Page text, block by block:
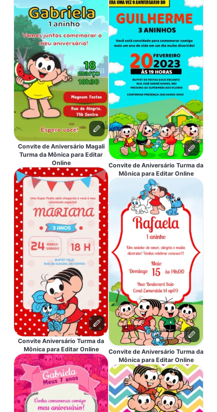
Convite de Aniversário Magali
Turma da Mônica para Editar
Online
Convite Aniversário Turma da
Mônica para Editar Online
Convite de Aniversário Turma da
Mônica para Editar Online
Convite de Aniversário Turma da
Mônica para Editar Online